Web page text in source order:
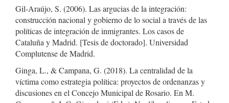
Gil-Araújo, S. (2006). Las argucias de la integración:
construcción nacional y gobierno de lo social a través de las
políticas de integración de inmigrantes. Los casos de
Cataluña y Madrid. [Tesis de doctorado]. Universidad
Complutense de Madrid.
Ginga, L., & Campana, G. (2018). La centralidad de la
víctima como estrategia política: proyectos de ordenanzas y
discusiones en el Concejo Municipal de Rosario. En M.